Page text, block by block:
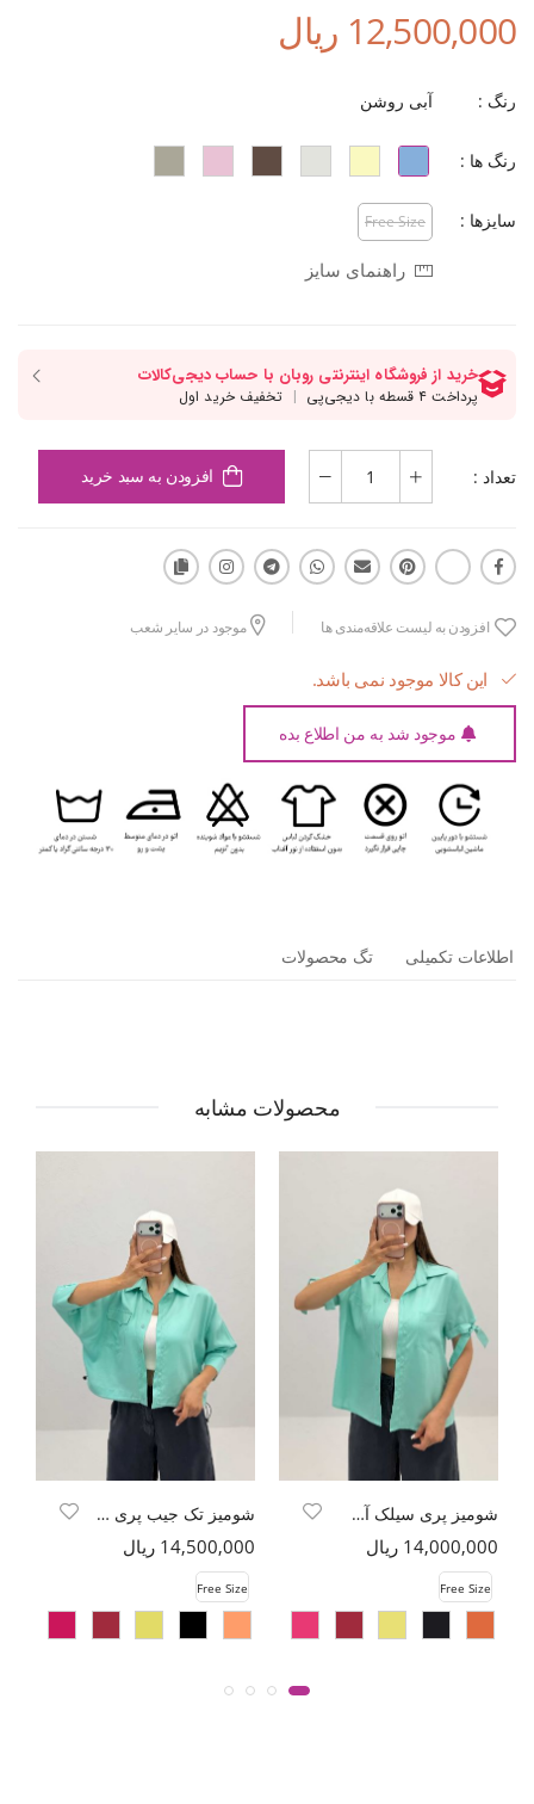
12,500,000 ریال
رنگ : آبی روشن
رنگ ها :
سایزها : Free Size
راهنمای سایز
تعداد : افزودن به سبد خرید
افزودن به لیست علاقه‌مندی ها موجود در سایر شعب
این کالا موجود نمی باشد.
موجود شد به من اطلاع بده
اطلاعات تکمیلی تگ محصولات
محصولات مشابه
شومیز پری سیلک آستین کوتاه گره ای
14,000,000 ریال
Free Size
شومیز تک جیب پری سیلک پایین گت دار
14,500,000 ریال
Free Size